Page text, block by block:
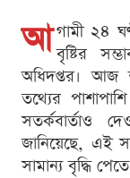
আ গামী ২৪
বৃষ্টির
অধিদপ্তর। আজ
তথ্যের
সতর্কবার্তাও
জানিয়েছে, এই
সামান্য বৃদ্ধি